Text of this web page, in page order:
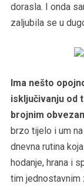
dorasla. I onda
zaljubila se u
Ima nešto
isključivanju od
brojnim
brzo tijelo i um
dnevna rutina
hodanje, hrana i
tim jednostavnim